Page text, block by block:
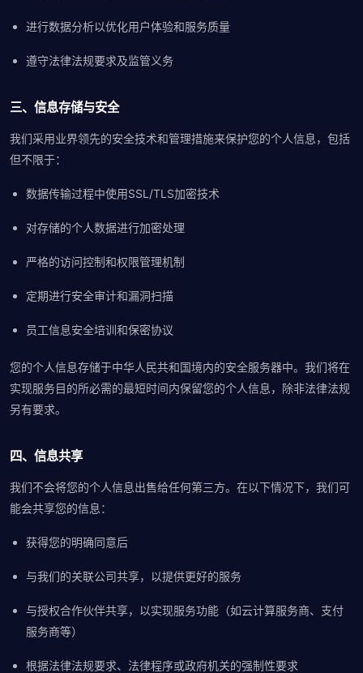
进行数据分析以优化用户体验和服务质量
遵守法律法规要求及监管义务
三、信息存储与安全
我们采用业界领先的安全技术和管理措施来保护您的个人信息，包括
但不限于：
数据传输过程中使用SSL/TLS加密技术
对存储的个人数据进行加密处理
严格的访问控制和权限管理机制
定期进行安全审计和漏洞扫描
员工信息安全培训和保密协议
您的个人信息存储于中华人民共和国境内的安全服务器中。我们将在
实现服务目的所必需的最短时间内保留您的个人信息，除非法律法规
另有要求。
四、信息共享
我们不会将您的个人信息出售给任何第三方。在以下情况下，我们可
能会共享您的信息：
获得您的明确同意后
与我们的关联公司共享，以提供更好的服务
与授权合作伙伴共享，以实现服务功能（如云计算服务商、支付
服务商等）
根据法律法规要求、法律程序或政府机关的强制性要求